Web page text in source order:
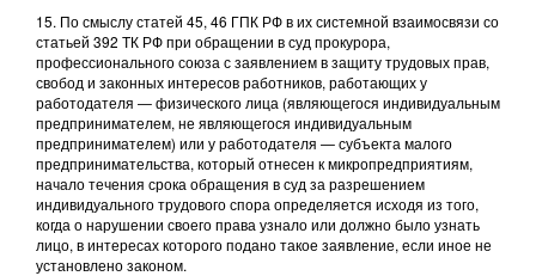
15. По смыслу статей 45, 46 ГПК РФ в их системной взаимосвязи со
статьей 392 ТК РФ при обращении в суд прокурора,
профессионального союза с заявлением в защиту трудовых прав,
свобод и законных интересов работников, работающих у
работодателя — физического лица (являющегося индивидуальным
предпринимателем, не являющегося индивидуальным
предпринимателем) или у работодателя — субъекта малого
предпринимательства, который отнесен к микропредприятиям,
начало течения срока обращения в суд за разрешением
индивидуального трудового спора определяется исходя из того,
когда о нарушении своего права узнало или должно было узнать
лицо, в интересах которого подано такое заявление, если иное не
установлено законом.